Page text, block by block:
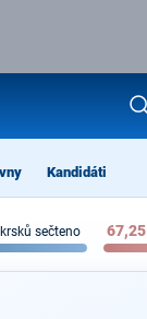
Kandidáti
sečteno 67,25